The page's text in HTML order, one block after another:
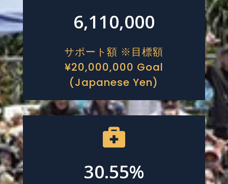
6,110,000
サポート額 ※目標額
¥20,000,000 Goal
(Japanese Yen)

30.55%